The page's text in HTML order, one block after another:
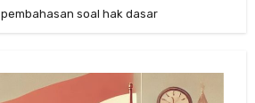
pembahasan soal hak dasar